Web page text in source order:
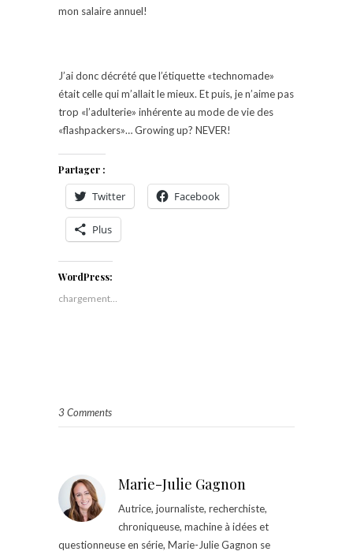
mon salaire annuel!
J’ai donc décrété que l’étiquette «technomade»
était celle qui m’allait le mieux. Et puis, je n’aime pas
trop «l’adulterie» inhérente au mode de vie des
«flashpackers»… Growing up? NEVER!
Partager :
Twitter Facebook
Plus
WordPress:
chargement…
3 Comments
Marie-Julie Gagnon
Autrice, journaliste, recherchiste,
chroniqueuse, machine à idées et
questionneuse en série, Marie-Julie Gagnon se